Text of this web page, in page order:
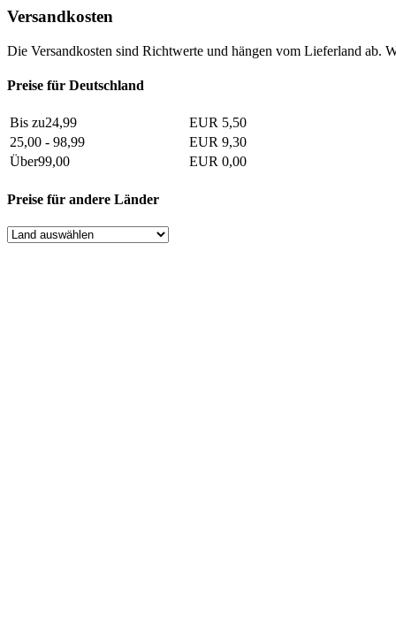
Versandkosten
Die Versandkosten sind Richtwerte und hängen vom Lieferland ab.
Preise für Deutschland
Bis zu24,99
EUR 5,50
25,00 - 98,99
EUR 9,30
Über99,00
EUR 0,00
Preise für andere Länder